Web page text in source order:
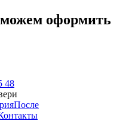
оформить
48
После